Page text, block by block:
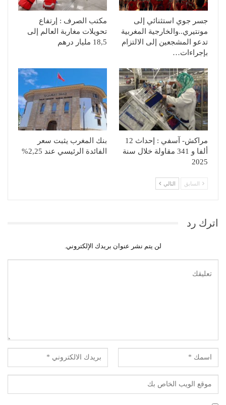
جسر جوي استثنائي إلى
مونتيري..والخارجية المغربية
تدعو المشجعين إلى الالتزام
بإجراءات…
مكتب الصرف : إرتفاع
تحويلات مغاربة العالم إلى
18,5 مليار درهم
مراكش- آسفي : إحداث 12
ألفا و 341 مقاولة خلال سنة
2025
بنك المغرب يثبت سعر
الفائدة الرئيسي عند 2,25%
السابق التالي
اترك رد
لن يتم نشر عنوان بريدك الإلكتروني.